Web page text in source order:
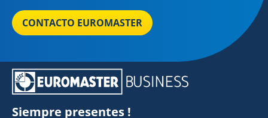
CONTACTO EUROMASTER
Siempre presentes !